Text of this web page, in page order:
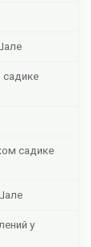
садике
у